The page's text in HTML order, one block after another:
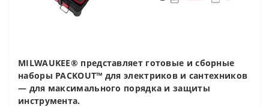
MILWAUKEE® представляет готовые и сборные
наборы PACKOUT™ для электриков и сантехников
— для максимального порядка и защиты
инструмента.